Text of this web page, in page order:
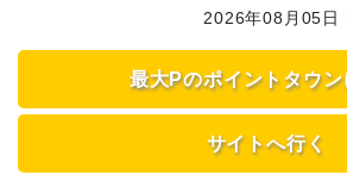
2026年08月05日
最大Pのポイントタウ
サイトへ行く